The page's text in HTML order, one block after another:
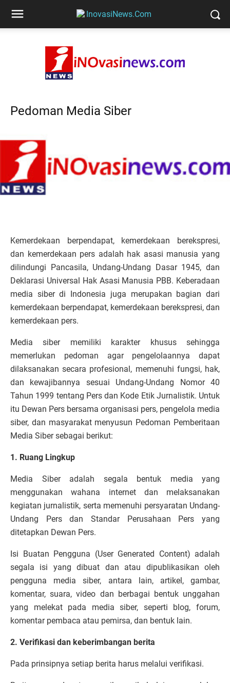
Pedoman Media Siber
Kemerdekaan berpendapat, kemerdekaan berekspresi,
dan kemerdekaan pers adalah hak asasi manusia yang
dilindungi Pancasila, Undang-Undang Dasar 1945, dan
Deklarasi Universal Hak Asasi Manusia PBB. Keberadaan
media siber di Indonesia juga merupakan bagian dari
kemerdekaan berpendapat, kemerdekaan berekspresi, dan
kemerdekaan pers.
Media siber memiliki karakter khusus sehingga
memerlukan pedoman agar pengelolaannya dapat
dilaksanakan secara profesional, memenuhi fungsi, hak,
dan kewajibannya sesuai Undang-Undang Nomor 40
Tahun 1999 tentang Pers dan Kode Etik Jurnalistik. Untuk
itu Dewan Pers bersama organisasi pers, pengelola media
siber, dan masyarakat menyusun Pedoman Pemberitaan
Media Siber sebagai berikut:
1. Ruang Lingkup
Media Siber adalah segala bentuk media yang
menggunakan wahana internet dan melaksanakan
kegiatan jurnalistik, serta memenuhi persyaratan Undang-
Undang Pers dan Standar Perusahaan Pers yang
ditetapkan Dewan Pers.
Isi Buatan Pengguna (User Generated Content) adalah
segala isi yang dibuat dan atau dipublikasikan oleh
pengguna media siber, antara lain, artikel, gambar,
komentar, suara, video dan berbagai bentuk unggahan
yang melekat pada media siber, seperti blog, forum,
komentar pembaca atau pemirsa, dan bentuk lain.
2. Verifikasi dan keberimbangan berita
Pada prinsipnya setiap berita harus melalui verifikasi.